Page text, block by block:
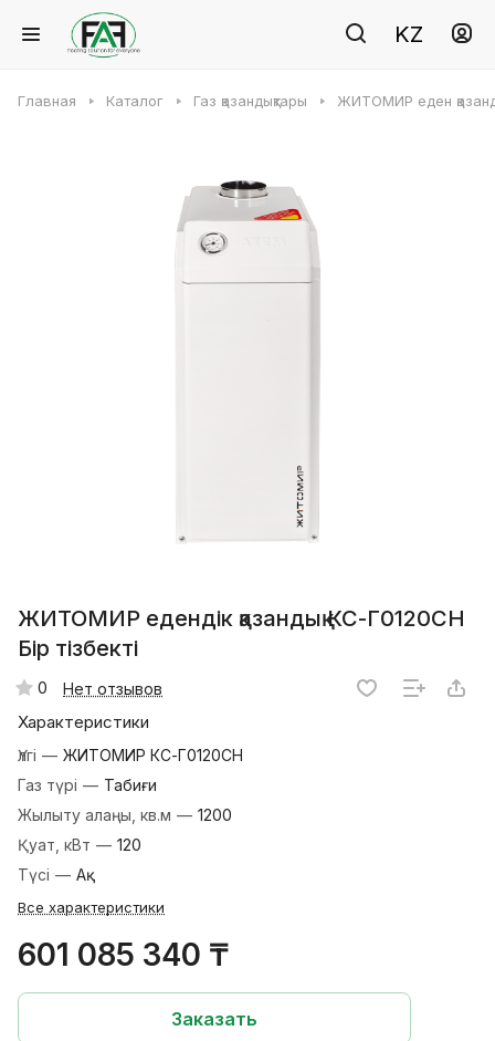
KZ
Главная Каталог Газ қазандықтары ЖИТОМИР еден
ЖИТОМИР едендік қазандық КС-Г0120СН
Бір тізбекті
0 Нет отзывов
Характеристики
Үлгі — ЖИТОМИР КС-Г0120СН
Газ түрі — Табиғи
Жылыту алаңы, кв.м — 1200
Қуат, кВт — 120
Түсі — Ақ
Все характеристики
601 085 340 ₸
Заказать